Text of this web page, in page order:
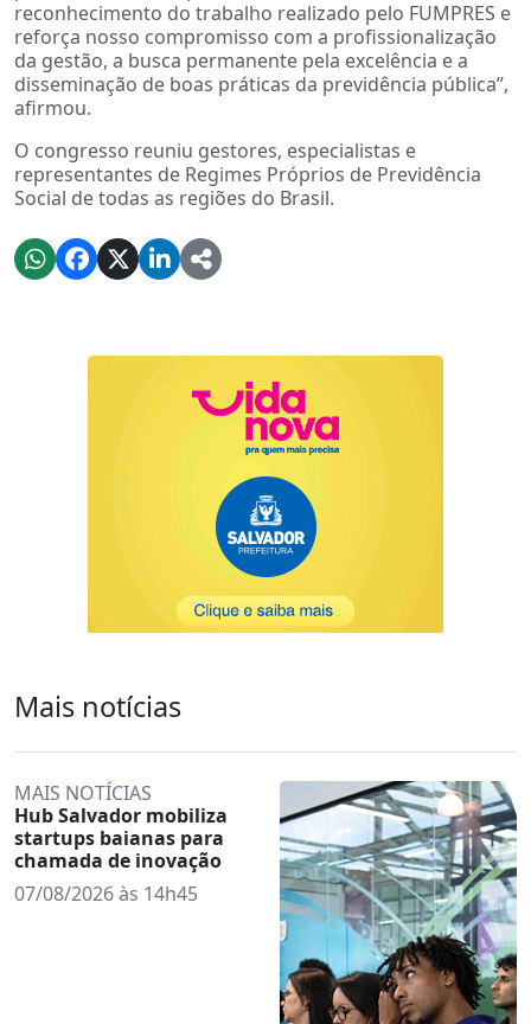
reconhecimento do trabalho realizado pelo FUMPRES e
reforça nosso compromisso com a profissionalização
da gestão, a busca permanente pela excelência e a
disseminação de boas práticas da previdência pública”,
afirmou.
O congresso reuniu gestores, especialistas e
representantes de Regimes Próprios de Previdência
Social de todas as regiões do Brasil.
Mais notícias
MAIS NOTÍCIAS
Hub Salvador mobiliza
startups baianas para
chamada de inovação
07/08/2026 às 14h45